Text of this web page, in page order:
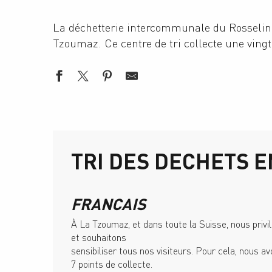
La déchetterie intercommunale du
Tzoumaz. Ce centre de tri collecte une
TRI DES DECHETS
FRANCAIS
À La Tzoumaz, et dans toute la Suisse, nous
et souhaitons
sensibiliser tous nos visiteurs. Pour cela, nous
7 points de collecte.